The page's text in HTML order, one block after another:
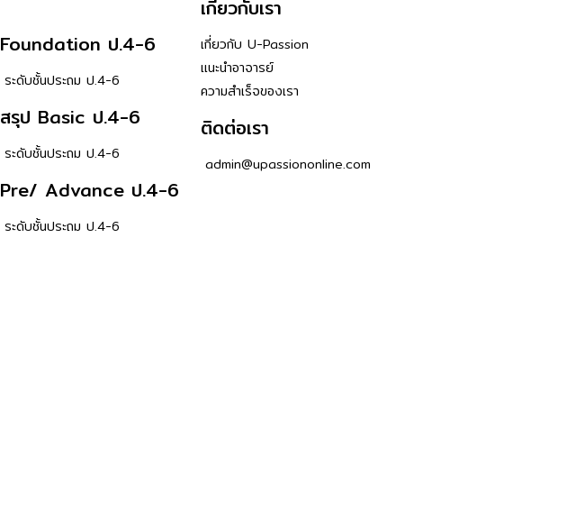
เกี่ยวกับเรา
Foundation ป.4-6
ระดับชั้นประถม ป.4-6
สรุป Basic ป.4-6
ระดับชั้นประถม ป.4-6
Pre/ Advance ป.4-6
ระดับชั้นประถม ป.4-6
เกี่ยวกับ U-Passion
แนะนำอาจารย์
ความสำเร็จของเรา
ติดต่อเรา
admin@upassiononline.com